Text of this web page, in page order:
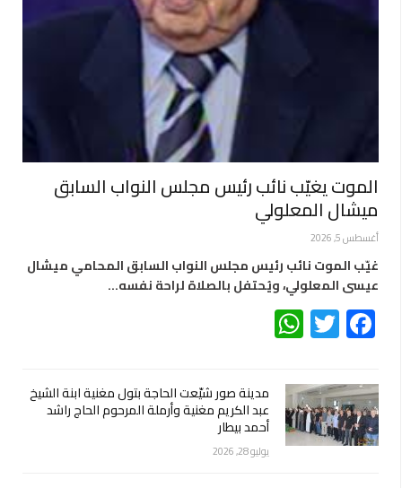
الموت يغيّب نائب رئيس مجلس النواب السابق
ميشال المعلولي
أغسطس 5, 2026
غيّب الموت نائب رئيس مجلس النواب السابق المحامي ميشال
عيسى المعلولي، ويُحتفل بالصلاة لراحة نفسه…
Facebook
Twitter
مدينة صور شيّعت الحاجة بتول مغنية ابنة الشيخ
عبد الكريم مغنية وأرملة المرحوم الحاج راشد
أحمد بيطار
يوليو 28, 2026